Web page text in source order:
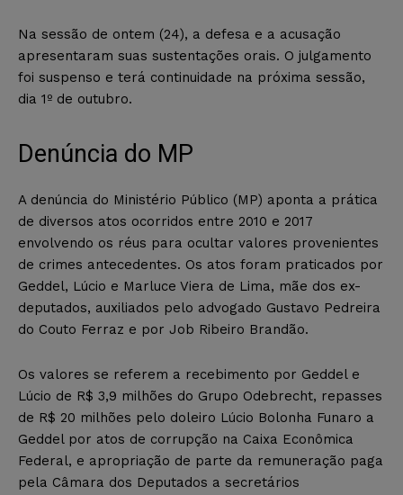
Na sessão de ontem (24), a defesa e a acusação
apresentaram suas sustentações orais. O julgamento
foi suspenso e terá continuidade na próxima sessão,
dia 1º de outubro.
Denúncia do MP
A denúncia do Ministério Público (MP) aponta a prática
de diversos atos ocorridos entre 2010 e 2017
envolvendo os réus para ocultar valores provenientes
de crimes antecedentes. Os atos foram praticados por
Geddel, Lúcio e Marluce Viera de Lima, mãe dos ex-
deputados, auxiliados pelo advogado Gustavo Pedreira
do Couto Ferraz e por Job Ribeiro Brandão.
Os valores se referem a recebimento por Geddel e
Lúcio de R$ 3,9 milhões do Grupo Odebrecht, repasses
de R$ 20 milhões pelo doleiro Lúcio Bolonha Funaro a
Geddel por atos de corrupção na Caixa Econômica
Federal, e apropriação de parte da remuneração paga
pela Câmara dos Deputados a secretários